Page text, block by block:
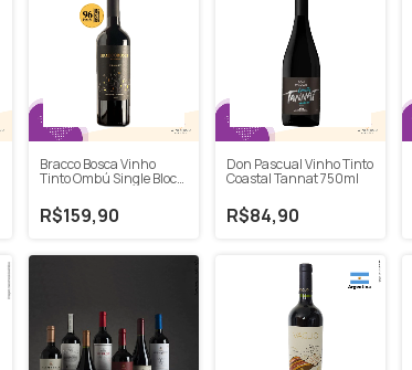
Bracco Bosca Vinho
Tinto Ombú Single Block
R$159,90
Don Pascual Vinho Tinto
Coastal Tannat 750ml
R$84,90